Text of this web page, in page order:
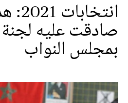
صادقت عليه لجنة
بمجلس النواب